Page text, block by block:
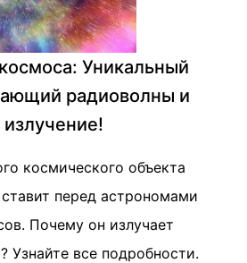
Уникальный
радиоволны и
излучение!
космического объекта
перед астрономами
Почему он излучает
Узнайте все подробности.